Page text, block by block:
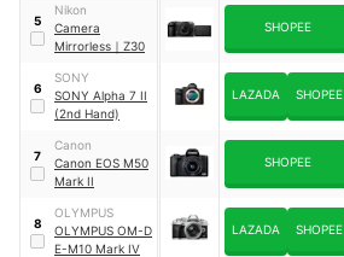
5
Nikon
Camera
Mirrorless ｜ Z30
SHOPEE
6
SONY
SONY Alpha 7 II
(2nd Hand)
LAZADA SHOPEE
7
Canon
Canon EOS M50
Mark II
SHOPEE
8
OLYMPUS
OLYMPUS OM-D
E-M10 Mark IV
LAZADA SHOPEE